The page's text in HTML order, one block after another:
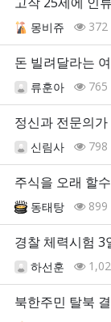
몽비쥬 372
돈 빌려달라는
류훈아 765
정신과 전문의
신림사 798
주식을 오래 할
동태탕 899
경찰 체력시험 3
하선훈
북한주민 탈북